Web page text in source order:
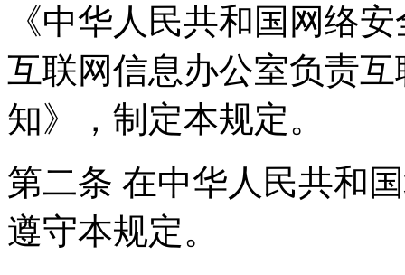
《中华人民共和国网络
互联网信息办公室负责
知》，制定本规定。
第二条 在中华人民共和
遵守本规定。